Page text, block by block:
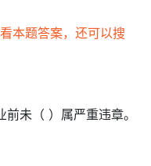
本题答案，还可以搜
未（ ）属严重违章。